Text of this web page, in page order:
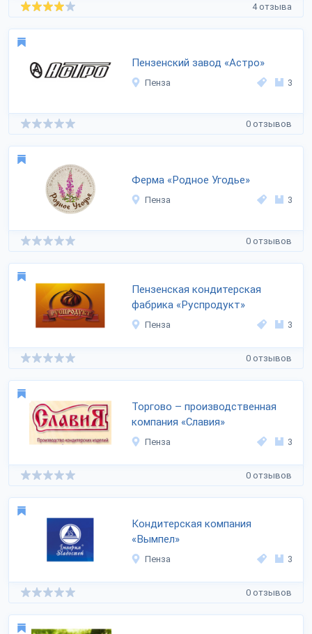
4 отзыва
Пензенский завод «Астро»
Пенза 3
0 отзывов
Ферма «Родное Угодье»
Пенза 3
0 отзывов
Пензенская кондитерская
фабрика «Руспродукт»
Пенза 3
0 отзывов
Торгово – производственная
компания «Славия»
Пенза 3
0 отзывов
Кондитерская компания
«Вымпел»
Пенза 3
0 отзывов